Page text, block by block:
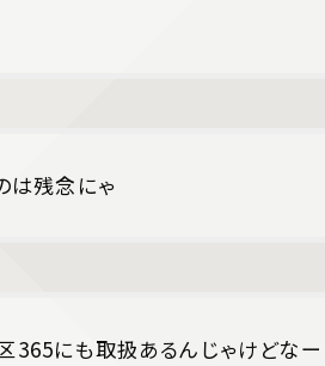
は残念にゃ
365にも取扱あるんじゃけどなー